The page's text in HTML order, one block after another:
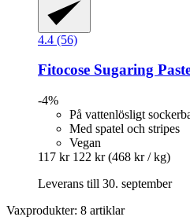
4.4 (56)
Fitocose Sugaring
-4%
På vattenlösligt
Med spatel och stripes
Vegan
117 kr 122 kr (468 kr / kg)
Leverans till 30. september
Vaxprodukter: 8 artiklar